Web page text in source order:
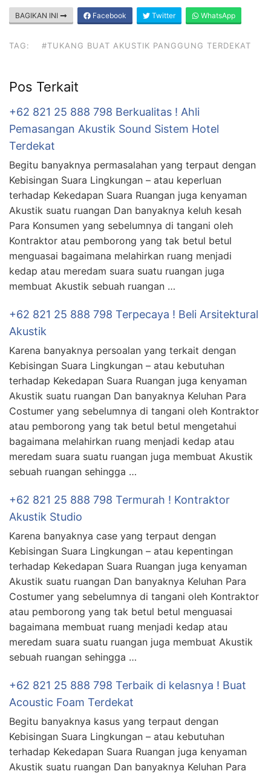
BAGIKAN INI Facebook Twitter WhatsApp
TAG: #TUKANG BUAT AKUSTIK PANGGUNG TERDEKAT
Pos Terkait
+62 821 25 888 798 Berkualitas ! Ahli
Pemasangan Akustik Sound Sistem Hotel
Terdekat
Begitu banyaknya permasalahan yang terpaut dengan
Kebisingan Suara Lingkungan – atau keperluan
terhadap Kekedapan Suara Ruangan juga kenyaman
Akustik suatu ruangan Dan banyaknya keluh kesah
Para Konsumen yang sebelumnya di tangani oleh
Kontraktor atau pemborong yang tak betul betul
menguasai bagaimana melahirkan ruang menjadi
kedap atau meredam suara suatu ruangan juga
membuat Akustik sebuah ruangan …
+62 821 25 888 798 Terpecaya ! Beli Arsitektural
Akustik
Karena banyaknya persoalan yang terkait dengan
Kebisingan Suara Lingkungan – atau kebutuhan
terhadap Kekedapan Suara Ruangan juga kenyaman
Akustik suatu ruangan Dan banyaknya Keluhan Para
Costumer yang sebelumnya di tangani oleh Kontraktor
atau pemborong yang tak betul betul mengetahui
bagaimana melahirkan ruang menjadi kedap atau
meredam suara suatu ruangan juga membuat Akustik
sebuah ruangan sehingga …
+62 821 25 888 798 Termurah ! Kontraktor
Akustik Studio
Karena banyaknya case yang terpaut dengan
Kebisingan Suara Lingkungan – atau kepentingan
terhadap Kekedapan Suara Ruangan juga kenyaman
Akustik suatu ruangan Dan banyaknya Keluhan Para
Costumer yang sebelumnya di tangani oleh Kontraktor
atau pemborong yang tak betul betul menguasai
bagaimana membuat ruang menjadi kedap atau
meredam suara suatu ruangan juga membuat Akustik
sebuah ruangan sehingga …
+62 821 25 888 798 Terbaik di kelasnya ! Buat
Acoustic Foam Terdekat
Begitu banyaknya kasus yang terpaut dengan
Kebisingan Suara Lingkungan – atau kebutuhan
terhadap Kekedapan Suara Ruangan juga kenyaman
Akustik suatu ruangan Dan banyaknya Keluhan Para